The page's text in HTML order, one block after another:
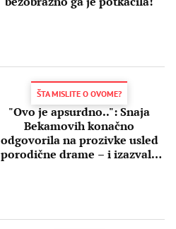
ŠTA MISLITE O OVOME?
"Ovo je apsurdno..": Snaja
Bekamovih konačno
odgovorila na prozivke usled
porodične drame – i izazvala